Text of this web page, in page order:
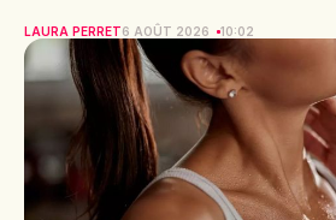
LAURA PERRET6 AOÛT 2026 10:02